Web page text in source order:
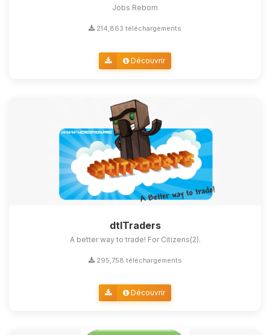
Jobs Reborn
214,863 téléchargements
Découvrir
dtlTraders
A better way to trade! For Citizens(2).
295,758 téléchargements
Découvrir